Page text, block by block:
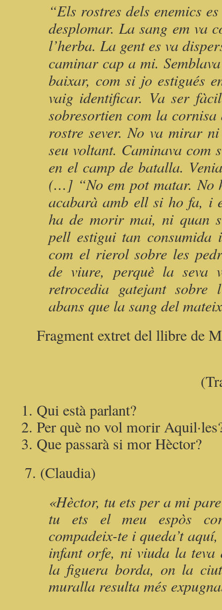
“Els rostres dels enemics
desplomar. La sang em va
l’herba. La gent es va
caminar cap a mi.
baixar, com si jo estigués
vaig identificar. Va ser
sobresortien com la cornisa
rostre sever. No va mirar
seu voltant. Caminava com
en el camp de batalla.
(…] “No em pot matar. No
acabarà amb ell si ho fa, i
ha de morir mai, ni quan
pell estigui tan consumida
com el rierol sobre les
de viure, perquè la seva
retrocedia gatejant
abans que la sang del
Fragment extret del llibre de
Qui està parlant?
Per què no vol morir
Que passarà si mor Hèctor?
7. (Claudia)
«Hèctor, tu ets per a mi
tu ets el meu espòs
compadeix-te i queda’t
infant orfe, ni viuda la teva
la figuera borda, on la
muralla resulta més